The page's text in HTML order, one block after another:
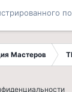
Мастеров